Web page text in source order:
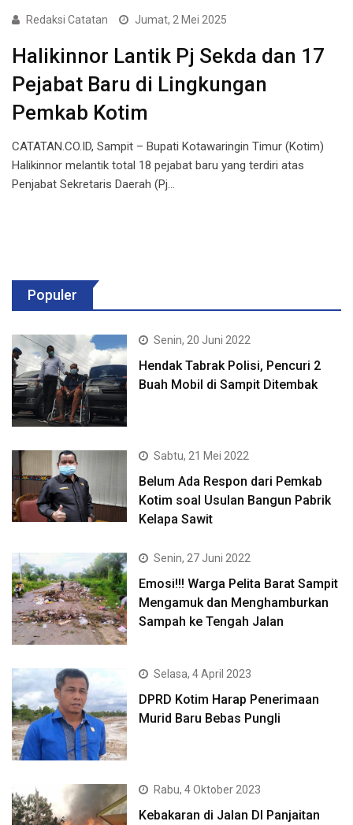
Redaksi Catatan Jumat, 2 Mei 2025
Halikinnor Lantik Pj Sekda dan 17
Pejabat Baru di Lingkungan
Pemkab Kotim
CATATAN.CO.ID, Sampit – Bupati Kotawaringin Timur (Kotim)
Halikinnor melantik total 18 pejabat baru yang terdiri atas
Penjabat Sekretaris Daerah (Pj…
Populer
Senin, 20 Juni 2022
Hendak Tabrak Polisi, Pencuri 2
Buah Mobil di Sampit Ditembak
Sabtu, 21 Mei 2022
Belum Ada Respon dari Pemkab
Kotim soal Usulan Bangun Pabrik
Kelapa Sawit
Senin, 27 Juni 2022
Emosi!!! Warga Pelita Barat Sampit
Mengamuk dan Menghamburkan
Sampah ke Tengah Jalan
Selasa, 4 April 2023
DPRD Kotim Harap Penerimaan
Murid Baru Bebas Pungli
Rabu, 4 Oktober 2023
Kebakaran di Jalan DI Panjaitan